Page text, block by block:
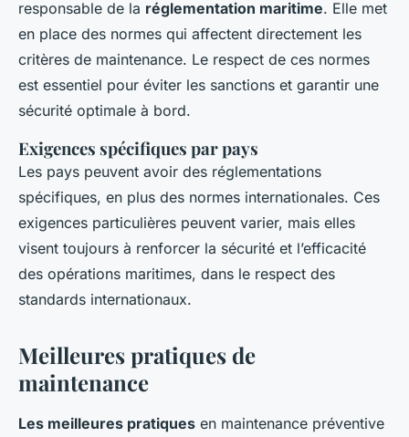
responsable de la réglementation maritime. Elle met
en place des normes qui affectent directement les
critères de maintenance. Le respect de ces normes
est essentiel pour éviter les sanctions et garantir une
sécurité optimale à bord.
Exigences spécifiques par pays
Les pays peuvent avoir des réglementations
spécifiques, en plus des normes internationales. Ces
exigences particulières peuvent varier, mais elles
visent toujours à renforcer la sécurité et l’efficacité
des opérations maritimes, dans le respect des
standards internationaux.
Meilleures pratiques de
maintenance
Les meilleures pratiques en maintenance préventive